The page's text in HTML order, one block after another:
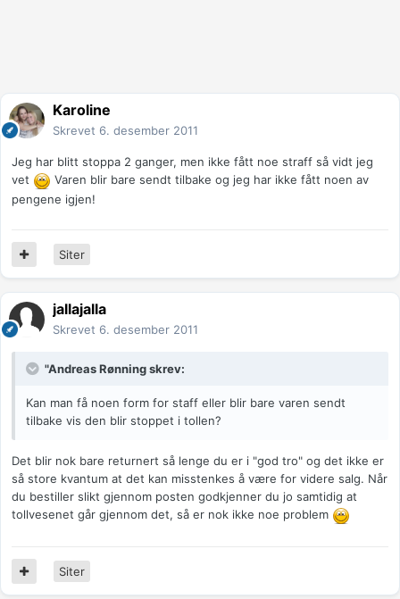
Karoline
Skrevet 6. desember 2011
Jeg har blitt stoppa 2 ganger, men ikke fått noe straff så vidt jeg
vet
Varen blir bare sendt tilbake og jeg har ikke fått noen av
pengene igjen!
Siter
jallajalla
Skrevet 6. desember 2011
"Andreas Rønning skrev:
Kan man få noen form for staff eller blir bare varen sendt
tilbake vis den blir stoppet i tollen?
Det blir nok bare returnert så lenge du er i "god tro" og det ikke er
så store kvantum at det kan misstenkes å være for videre salg. Når
du bestiller slikt gjennom posten godkjenner du jo samtidig at
tollvesenet går gjennom det, så er nok ikke noe problem
Siter